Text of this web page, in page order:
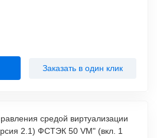
Заказать в один клик
средой виртуализации
2.1) ФСТЭК 50 VM" (вкл. 1